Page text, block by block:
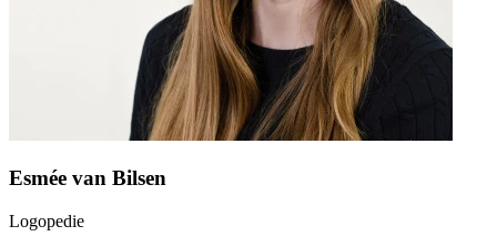
Esmée van Bilsen
Logopedie